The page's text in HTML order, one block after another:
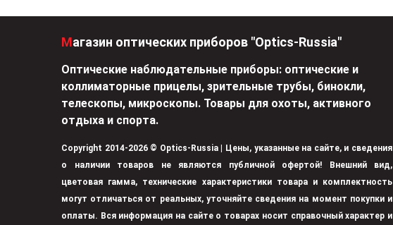
Магазин оптических приборов "Optics-Russia"
Оптические наблюдательные приборы: оптические и
коллиматорные прицелы, зрительные трубы, бинокли,
телескопы, микроскопы. Товары для охоты, активного
отдыха и спорта.
Copyright 2014-2026 © Optics-Russia | Цены, указанные на сайте, и сведения
о наличии товаров не являются публичной офертой! Внешний вид,
цветовая гамма, технические характеристики товара и комплектность
могут отличаться от реальных, уточняйте сведения на момент покупки и
оплаты. Вся информация на сайте о товарах носит справочный характер и